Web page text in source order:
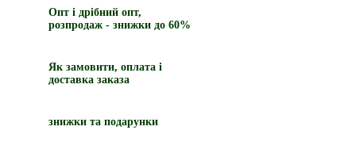
Опт і дрібний опт,
розпродаж - знижки до 60%
Як замовити, оплата і
доставка заказа
знижки та подарунки